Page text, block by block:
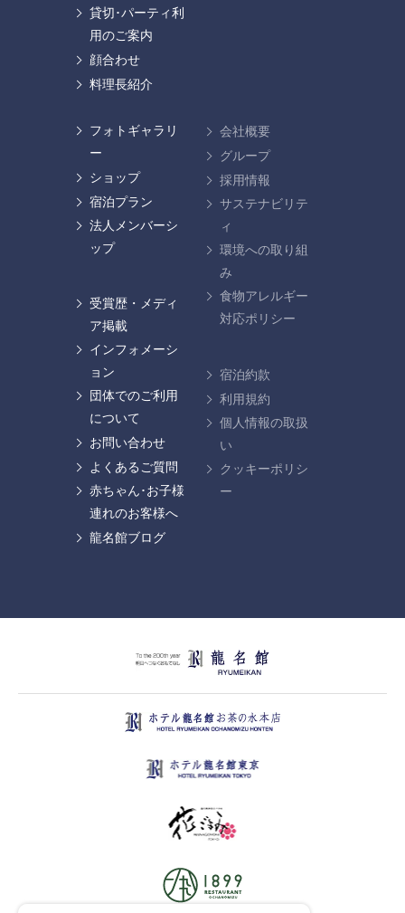
貸切･パーティ利
用のご案内
顔合わせ
料理長紹介
フォトギャラリ
ー
ショップ
宿泊プラン
法人メンバーシ
ップ
受賞歴・メディ
ア掲載
インフォメーシ
ョン
団体でのご利用
について
お問い合わせ
よくあるご質問
赤ちゃん･お子様
連れのお客様へ
龍名館ブログ
会社概要
グループ
採用情報
サステナビリテ
ィ
環境への取り組
み
食物アレルギー
対応ポリシー
宿泊約款
利用規約
個人情報の取扱
い
クッキーポリシ
ー